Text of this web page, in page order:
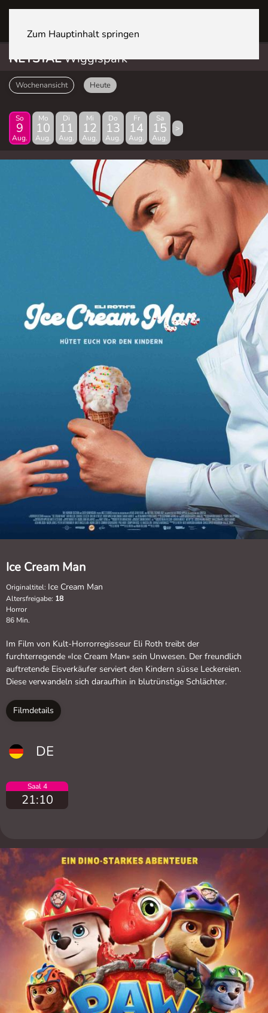
Zum Hauptinhalt springen
NETSTALWiggispark
Wochenansicht Heute
So
9
Aug.
Mo
10
Aug.
Di
11
Aug.
Mi
12
Aug.
Do
13
Aug.
Fr
14
Aug.
Sa
15
Aug.
>
Ice Cream Man
Originaltitel: Ice Cream Man
Altersfreigabe: 18
Horror
86 Min.
Im Film von Kult-Horrorregisseur Eli Roth treibt der
furchterregende «Ice Cream Man» sein Unwesen. Der freundlich
auftretende Eisverkäufer serviert den Kindern süsse Leckereien.
Diese verwandeln sich daraufhin in blutrünstige Schlächter.
Filmdetails
DE
Saal 4
21:10